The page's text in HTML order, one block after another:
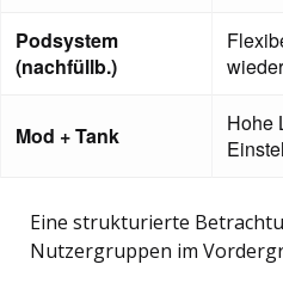
Podsystem
(nachfüllb.)
Mod + Tank
Hohe
Eine strukturierte
Nutzergruppen im